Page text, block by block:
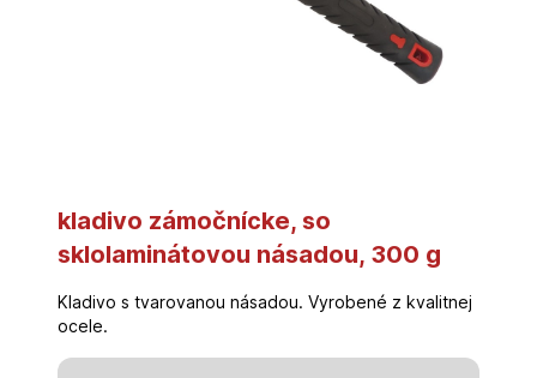
kladivo zámočnícke, so
sklolaminátovou násadou, 300 g
Kladivo s tvarovanou násadou. Vyrobené z kvalitnej
ocele.